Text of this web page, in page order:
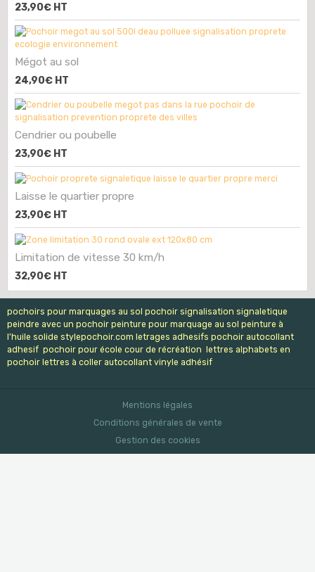
23,90€ HT
Mégot au sol
24,90€ HT
Cendrier ou poubelle
23,90€ HT
Laisse le quartier propre
23,90€ HT
Limitation de vitesse 30 km/h
32,90€ HT
pochoirs pour marquages au sol pochoir signalisation signaletique
peindre avec un pochoir peinture pour marquage au sol peinture à
l'huile solide stylepochoir.com letrages adhesifs pochoir autocollant
adhesif pochoir pour école cour de récréation lettres alphabets en
pochoir lettres à coller autocollant vinyle adhésif
Mentions légales
Conditions générales de vente
Gestion des cookies